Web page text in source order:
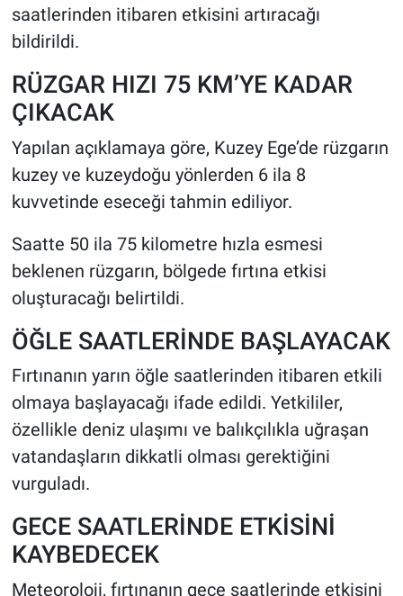
saatlerinden itibaren etkisini artıracağı
bildirildi.
RÜZGAR HIZI 75 KM’YE KADAR
ÇIKACAK
Yapılan açıklamaya göre, Kuzey Ege’de rüzgarın
kuzey ve kuzeydoğu yönlerden 6 ila 8
kuvvetinde eseceği tahmin ediliyor.
Saatte 50 ila 75 kilometre hızla esmesi
beklenen rüzgarın, bölgede fırtına etkisi
oluşturacağı belirtildi.
ÖĞLE SAATLERİNDE BAŞLAYACAK
Fırtınanın yarın öğle saatlerinden itibaren etkili
olmaya başlayacağı ifade edildi. Yetkililer,
özellikle deniz ulaşımı ve balıkçılıkla uğraşan
vatandaşların dikkatli olması gerektiğini
vurguladı.
GECE SAATLERİNDE ETKİSİNİ
KAYBEDECEK
Meteoroloji, fırtınanın gece saatlerinde etkisini
HABERDE İNSAN
SPOR
MAGAZİN
Bilim, Teknoloji